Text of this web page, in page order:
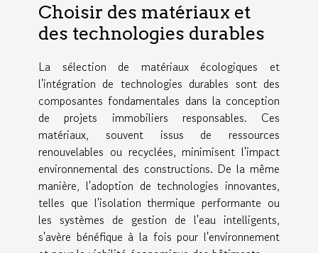
Choisir des matériaux et
des technologies durables
La sélection de matériaux écologiques et
l'intégration de technologies durables sont des
composantes fondamentales dans la conception
de projets immobiliers responsables. Ces
matériaux, souvent issus de ressources
renouvelables ou recyclées, minimisent l'impact
environnemental des constructions. De la même
manière, l'adoption de technologies innovantes,
telles que l'isolation thermique performante ou
les systèmes de gestion de l'eau intelligents,
s'avère bénéfique à la fois pour l'environnement